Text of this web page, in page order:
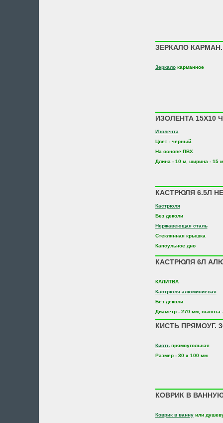
ЗЕРКАЛО КАРМАН.
Зеркалокарманное
ИЗОЛЕНТА 15Х10
Изолента
Цвет - черный.
На основе ПВХ
Длина - 10 м, ширина - 15
КАСТРЮЛЯ 6.5Л
Кастрюля
Без деколи
Нержавеющая сталь
Стеклянная крышка
Капсульное дно
КАСТРЮЛЯ 6Л
КАЛИТВА
Кастрюля алюминиевая
Без деколи
Диаметр - 270 мм, высота
КИСТЬ ПРЯМОУГ.
Кистьпрямоугольная
Размер - 30 х 100 мм
КОВРИК В ВАННУЮ
Коврик в ваннуили